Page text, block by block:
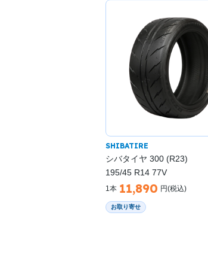
SHIBATIRE
シバタイヤ 300 (R23)
195/45 R14 77V
1本 11,890 円(税込)
お取り寄せ